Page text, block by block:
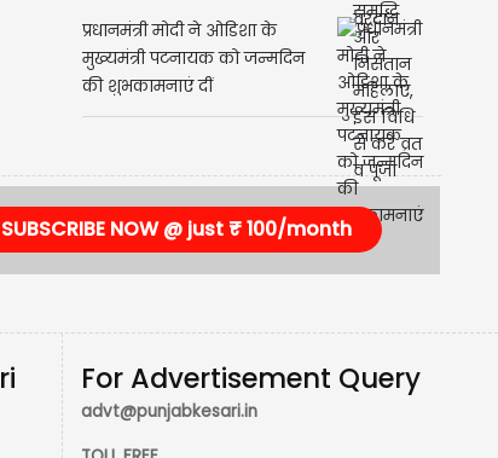
प्रधानमंत्री मोदी ने ओडिशा के
मुख्यमंत्री पटनायक को जन्मदिन
SUBSCRIBE NOW @ just ₹ 100/month
For Advertisement Query